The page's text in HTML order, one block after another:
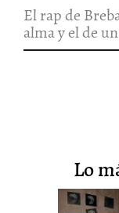
El rap de
alma y el de
lo